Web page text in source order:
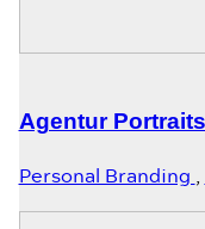
Agentur
Personal Branding ,